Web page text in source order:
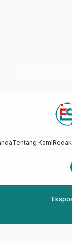
Tentang Kami